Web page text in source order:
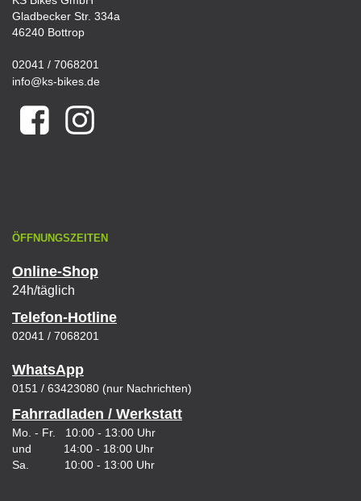
Gladbecker Str. 334a
46240 Bottrop
02041 / 7068201
info@ks-bikes.de
ÖFFNUNGSZEITEN
Online-Shop
24h/täglich
Telefon-Hotline
02041 / 7068201
WhatsApp
0151 / 63423080 (nur Nachrichten)
Fahrradladen / Werkstatt
Mo. - Fr. 10:00 - 13:00 Uhr
und 14:00 - 18:00 Uhr
Sa. 10:00 - 13:00 Uhr